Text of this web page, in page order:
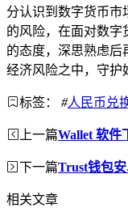
分认识到数字货币市
的风险，在面对数字
的态度，深思熟虑后
经济风险之中，守护
标签： #人民币兑
上一篇Wallet 软件
下一篇Trust钱包
相关文章